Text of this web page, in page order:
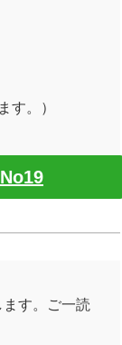
す。）
す。ご一読